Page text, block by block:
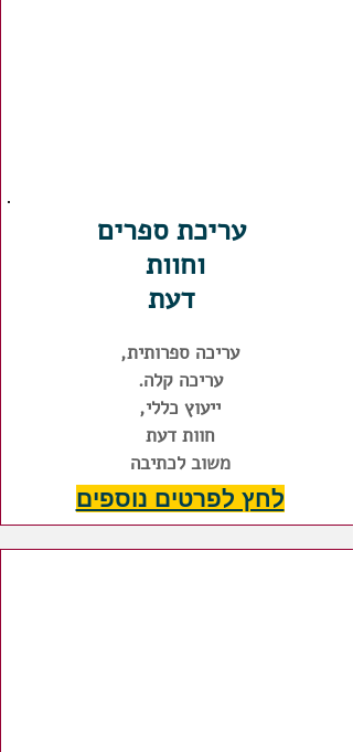
עריכת ספרים
וחוות
דעת
עריכה ספרותית,
עריכה קלה.
ייעוץ כללי,
חוות דעת
משוב לכתיבה
לחץ לפרטים נוספים